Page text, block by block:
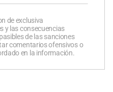
de exclusiva
y las consecuencias
de las sanciones
comentarios ofensivos o
en la información.